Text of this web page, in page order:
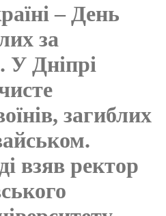
– День
за
У Дніпрі
загиблих
взяв ректор